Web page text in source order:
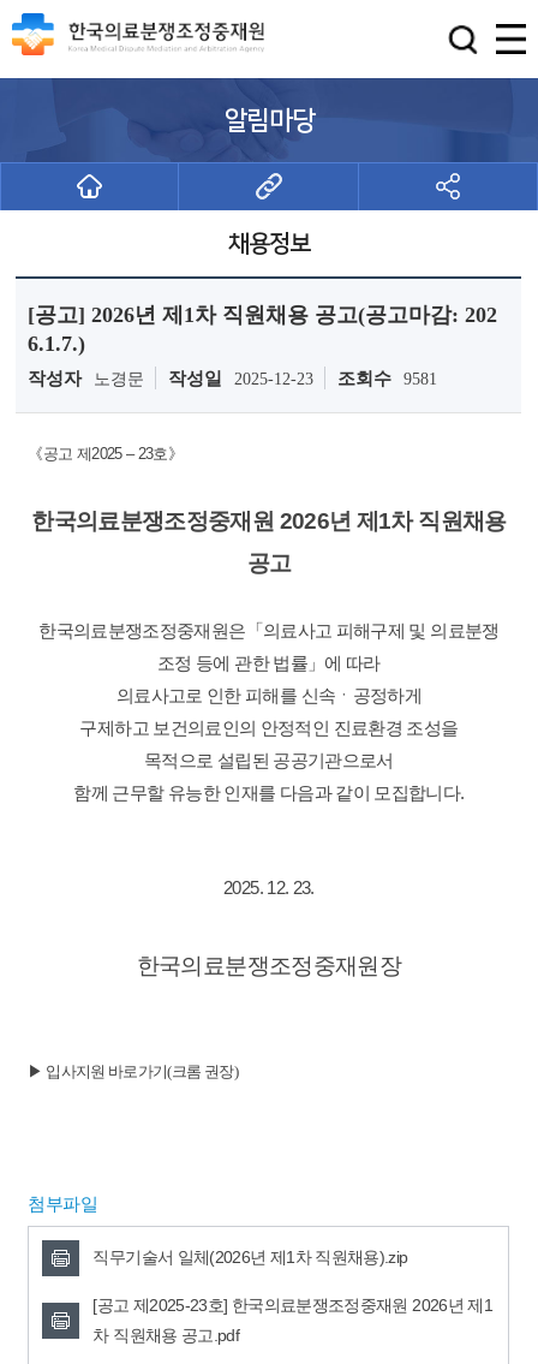
알림마당
채용정보
[공고] 2026년 제1차 직원채용 공고(공고마감: 202
6.1.7.)
작성자 노경문 작성일 2025-12-23 조회수 9581
《공고 제2025 – 23호》
한국의료분쟁조정중재원 2026년 제1차 직원채용
공고
한국의료분쟁조정중재원은「의료사고 피해구제 및 의료분쟁
조정 등에 관한 법률」에 따라
의료사고로 인한 피해를 신속ㆍ공정하게
구제하고 보건의료인의 안정적인 진료환경 조성을
목적으로 설립된 공공기관으로서
함께 근무할 유능한 인재를 다음과 같이 모집합니다.
2025. 12. 23.
한국의료분쟁조정중재원장
▶ 입사지원 바로가기(크롬 권장)​
첨부파일
직무기술서 일체(2026년 제1차 직원채용).zip
[공고 제2025-23호] 한국의료분쟁조정중재원 2026년 제1
차 직원채용 공고.pdf